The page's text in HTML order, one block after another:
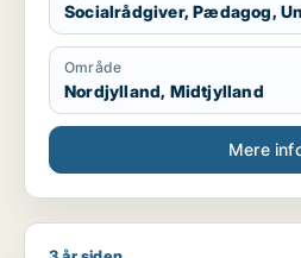
Socialrådgiver, Pædagog,
Område
Nordjylland, Midtjylland
Mere